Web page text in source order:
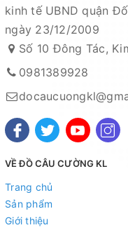
kinh tế UBND quận
ngày 23/12/2009
Số 10 Đông Tác,
0981389928
VỀ ĐỒ CÂU CƯỜNG KL
Trang chủ
Sản phẩm
Giới thiệu